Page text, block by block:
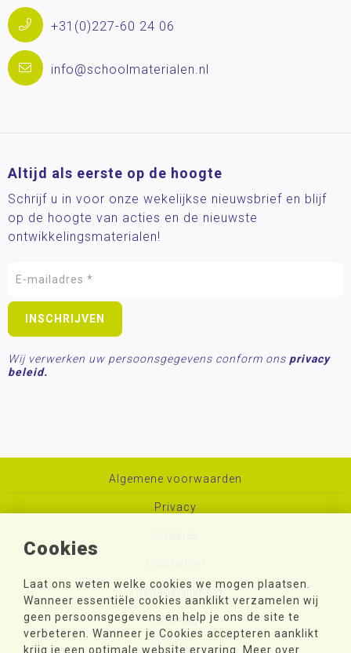
Cookies
Laat ons weten welke cookies we mogen plaatsen.
Wanneer essentiële cookies aanklikt verzamelen wij
geen persoonsgegevens en help je ons de site te
verbeteren. Wanneer je Cookies accepteren aanklikt
krijg je een optimale website ervaring. Meer over
+31(0)227-60 24 06
info@schoolmaterialen.nl
Altijd als eerste op de hoogte
Schrijf u in voor onze wekelijkse nieuwsbrief en blijf
op de hoogte van acties en de nieuwste
ontwikkelingsmaterialen!
Wij verwerken uw persoonsgegevens conform ons privacy
beleid.
Algemene voorwaarden
Privacy
Toegankelijkheid
Sitemap
Colofon